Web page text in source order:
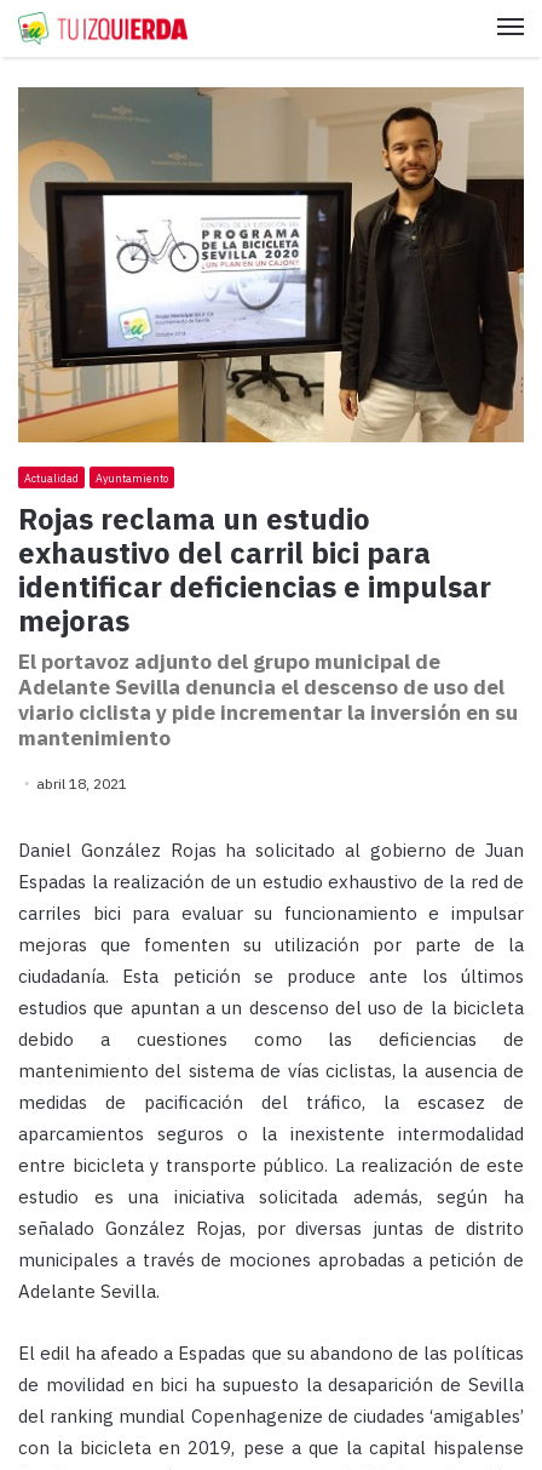
Actualidad Ayuntamiento
Rojas reclama un estudio
exhaustivo del carril bici para
identificar deficiencias e impulsar
mejoras
El portavoz adjunto del grupo municipal de
Adelante Sevilla denuncia el descenso de uso del
viario ciclista y pide incrementar la inversión en su
mantenimiento
abril 18, 2021
Daniel González Rojas ha solicitado al gobierno de Juan
Espadas la realización de un estudio exhaustivo de la red de
carriles bici para evaluar su funcionamiento e impulsar
mejoras que fomenten su utilización por parte de la
ciudadanía. Esta petición se produce ante los últimos
estudios que apuntan a un descenso del uso de la bicicleta
debido a cuestiones como las deficiencias de
mantenimiento del sistema de vías ciclistas, la ausencia de
medidas de pacificación del tráfico, la escasez de
aparcamientos seguros o la inexistente intermodalidad
entre bicicleta y transporte público. La realización de este
estudio es una iniciativa solicitada además, según ha
señalado González Rojas, por diversas juntas de distrito
municipales a través de mociones aprobadas a petición de
Adelante Sevilla.
El edil ha afeado a Espadas que su abandono de las políticas
de movilidad en bici ha supuesto la desaparición de Sevilla
del ranking mundial Copenhagenize de ciudades ‘amigables’
con la bicicleta en 2019, pese a que la capital hispalense